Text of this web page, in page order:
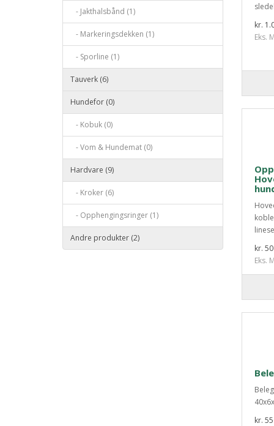
- Jakthalsbånd (1)
- Markeringsdekken (1)
- Sporline (1)
Tauverk (6)
Hundefor (0)
- Kobuk (0)
- Vom & Hundemat (0)
Hardvare (9)
- Kroker (6)
- Opphengingsringer (1)
Andre produkter (2)
kr.
Eks.
kr.
Eks.
kr.